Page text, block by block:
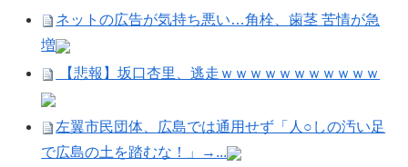
ネットの広告が気持ち悪い…角栓、歯茎 苦情が急
増
【悲報】坂口杏里、逃走ｗｗｗｗｗｗｗｗｗｗｗ
左翼市民団体、広島では通用せず「人○しの汚い足
で広島の土を踏むな！」→...